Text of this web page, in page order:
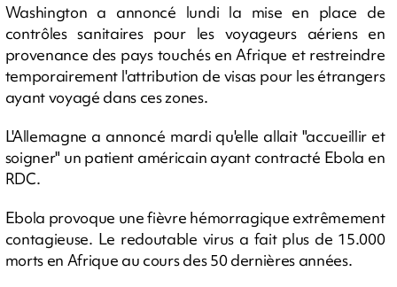
Washington a annoncé lundi la mise en place de
contrôles sanitaires pour les voyageurs aériens en
provenance des pays touchés en Afrique et restreindre
temporairement l'attribution de visas pour les étrangers
ayant voyagé dans ces zones.
L'Allemagne a annoncé mardi qu'elle allait "accueillir et
soigner" un patient américain ayant contracté Ebola en
RDC.
Ebola provoque une fièvre hémorragique extrêmement
contagieuse. Le redoutable virus a fait plus de 15.000
morts en Afrique au cours des 50 dernières années.